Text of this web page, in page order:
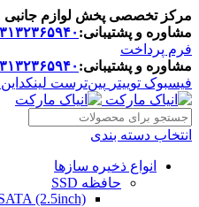
مرکز تخصصی پخش لوازم جانبی
مشاوره و پشتیبانی:
فرم پرداخت
مشاوره و پشتیبانی:
فیسبوک توییتر پین‌ترست لینکداین
انتخاب دسته بندی
انواع ذخیره سازها
حافظه SSD
(2.5inch)